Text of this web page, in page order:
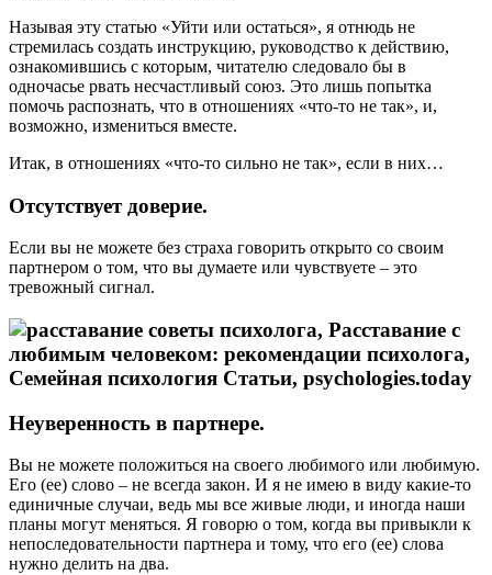
Называя эту статью «Уйти или остаться», я отнюдь не
стремилась создать инструкцию, руководство к действию,
ознакомившись с которым, читателю следовало бы в
одночасье рвать несчастливый союз. Это лишь попытка
помочь распознать, что в отношениях «что-то не так», и,
возможно, измениться вместе.
Итак, в отношениях «что-то сильно не так», если в них…
Отсутствует доверие.
Если вы не можете без страха говорить открыто со своим
партнером о том, что вы думаете или чувствуете – это
тревожный сигнал.
Неуверенность в партнере.
Вы не можете положиться на своего любимого или любимую.
Его (ее) слово – не всегда закон. И я не имею в виду какие-то
единичные случаи, ведь мы все живые люди, и иногда наши
планы могут меняться. Я говорю о том, когда вы привыкли к
непоследовательности партнера и тому, что его (ее) слова
нужно делить на два.